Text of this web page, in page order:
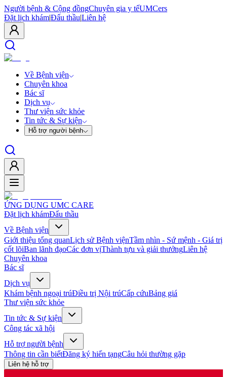
Người bệnh & Cộng đồngChuyên gia y tếUMCers
Đặt lịch khám|Đấu thầu|Liên hệ
Về Bệnh viện
Chuyên khoa
Bác sĩ
Dịch vụ
Thư viện sức khỏe
Tin tức & Sự kiện
Hỗ trợ người bệnh
ỨNG DỤNG UMC CARE
Đặt lịch khámĐấu thầu
Về Bệnh viện
Giới thiệu tổng quanLịch sử Bệnh việnTầm nhìn - Sứ mệnh - Giá trị
cốt lõiBan lãnh đạoCác đơn vịThành tựu và giải thưởngLiên hệ
Chuyên khoa
Bác sĩ
Dịch vụ
Khám bệnh ngoại trúĐiều trị Nội trúCấp cứuBảng giá
Thư viện sức khỏe
Tin tức & Sự kiện
Công tác xã hội
Hỗ trợ người bệnh
Thông tin cần biếtĐăng ký hiến tạngCâu hỏi thường gặp
Liên hệ hỗ trợ